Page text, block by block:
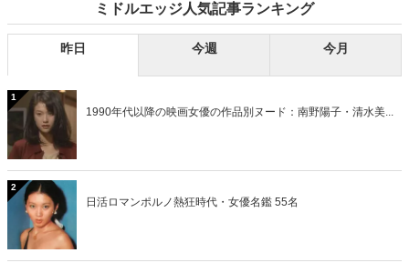
ミドルエッジ人気記事ランキング
昨日 今週 今月
1
1990年代以降の映画女優の作品別ヌード：南野陽子・清水美...
2
日活ロマンポルノ熱狂時代・女優名鑑 55名